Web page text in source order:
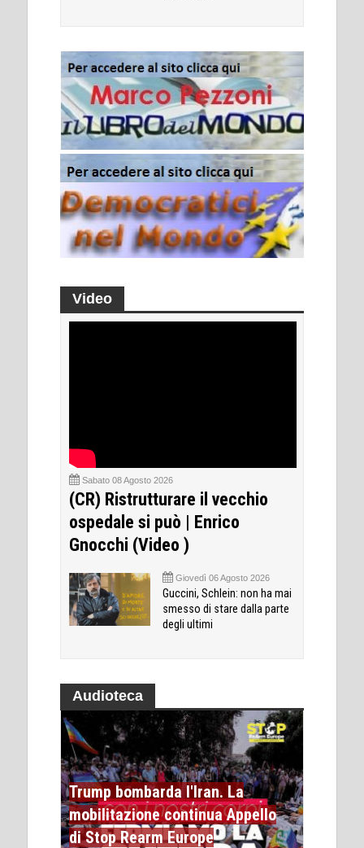
Video
Sabato 08 Agosto 2026
(CR) Ristrutturare il vecchio
ospedale si può | Enrico
Gnocchi (Video )
Giovedì 06 Agosto 2026
Guccini, Schlein: non ha mai
smesso di stare dalla parte
degli ultimi
Audioteca
Trump bombarda l'Iran. La
mobilitazione continua Appello
di Stop Rearm Europe